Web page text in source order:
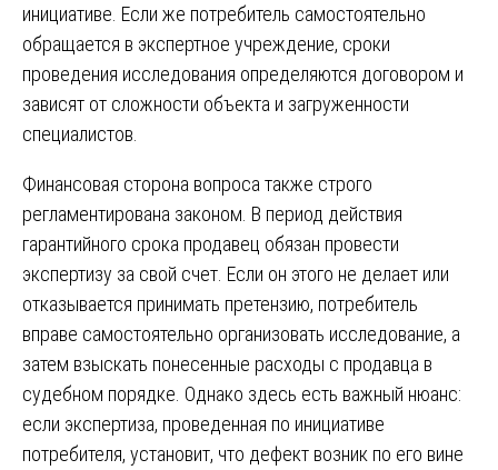
инициативе. Если же потребитель самостоятельно
обращается в экспертное учреждение, сроки
проведения исследования определяются договором и
зависят от сложности объекта и загруженности
специалистов.
Финансовая сторона вопроса также строго
регламентирована законом. В период действия
гарантийного срока продавец обязан провести
экспертизу за свой счет. Если он этого не делает или
отказывается принимать претензию, потребитель
вправе самостоятельно организовать исследование, а
затем взыскать понесенные расходы с продавца в
судебном порядке. Однако здесь есть важный нюанс:
если экспертиза, проведенная по инициативе
потребителя, установит, что дефект возник по его вине